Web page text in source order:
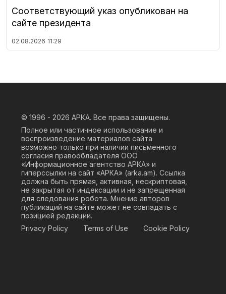
Соответствующий указ опубликован на
сайте президента
02.08.2026 11:29
© 1996 - 2026 АРКА. Все права защищены.
Полное или частичное использование и
воспроизведение материалов сайта
возможно только при наличии письменного
согласия правообладателя ООО
«Информационное агентство АРКА» и
гиперссылки на сайт «АРКА» (arka.am). Ссылка
должна быть прямая, активная, нескриптовая,
не закрытая от индексации и не запрещенная
для следования робота. Мнение авторов
публикаций на сайте может не совпадать с
позицией редакции.
Privacy Policy
Terms of Use Cookie Policy